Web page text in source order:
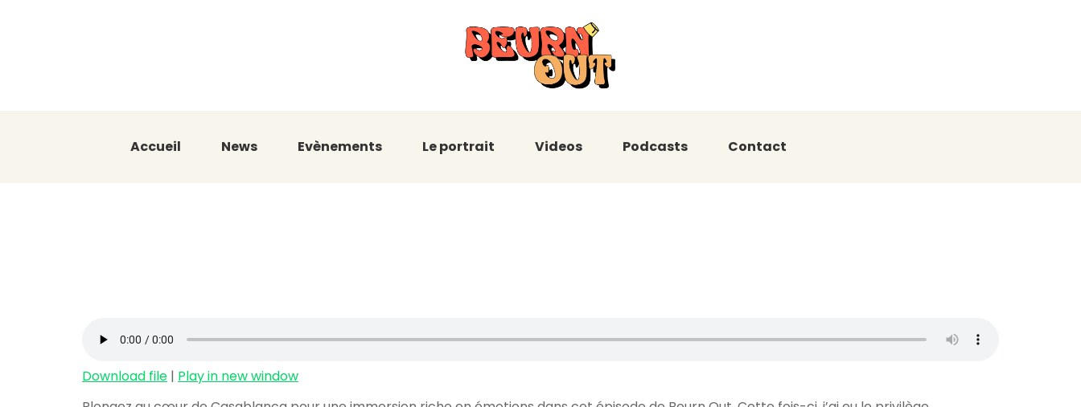
Accueil News Evènements Le portrait Videos Podcasts Contact
Download file | Play in new window